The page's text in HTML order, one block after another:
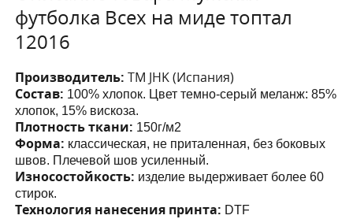
футболка Всех на миде топтал
12016
Производитель:ТМ JHK (Испания)
Состав: 100% хлопок. Цвет темно-серый меланж: 85%
хлопок, 15% вискоза.
Плотность ткани: 150г/м2
Форма: классическая, не приталенная, без боковых
швов. Плечевой шов усиленный.
Износостойкость: изделие выдерживает более 60
стирок.
Технология нанесения принта: DTF